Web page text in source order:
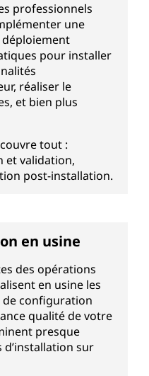
professionnels
une
pour installer
réaliser le
et bien plus
tout :
et validation,
post-installation.
en usine
des opérations
en usine les
de configuration
qualité de votre
presque
sur